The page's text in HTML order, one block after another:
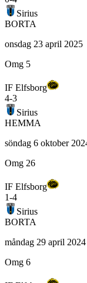
Sirius
BORTA
onsdag 23 april 2025
Omg 5
IF Elfsborg
4-3
Sirius
HEMMA
söndag 6 oktober
Omg 26
IF Elfsborg
1-4
Sirius
BORTA
måndag 29 april 2024
Omg 6